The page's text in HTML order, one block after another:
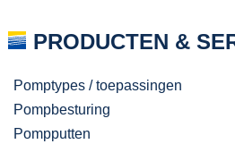
PRODUCTEN &
Pomptypes / toepassingen
Pompbesturing
Pompputten